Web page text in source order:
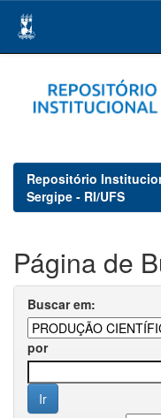
navigation
Repositório
Sergipe - RI/UFS
Página de
Buscar em:
por